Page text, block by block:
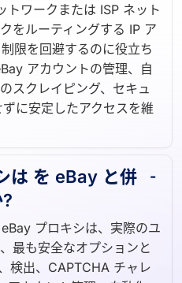
トワークまたは ISP ネット
をルーティングする IP ア
限を回避するのに役立ち
アカウントの管理、自
スクレイピング、セキュ
に安定したアクセスを維
は を eBay と併
プロキシは、実際のユ
最も安全なオプションと
検出、CAPTCHA チャレ